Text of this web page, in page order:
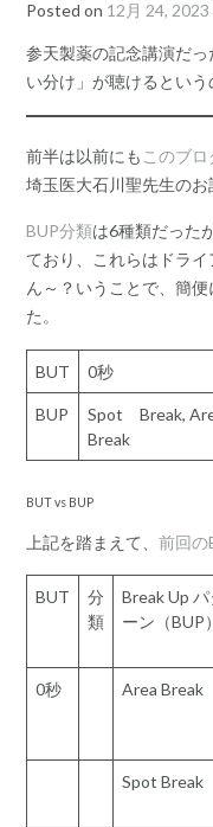
Posted on 12月 24, 2023
参天製薬の記念講演だ
い分け」が聴けるという
前半は以前にも このブ
埼玉医大石川聖先生のお
BUP分類は6種類だった
ており、これらはドライ
ん～？いうことで、簡
た。
BUT 0秒
BUP
Spot Break,
Break
BUT vs BUP
上記を踏まえて、 前回の
BUT
分
類
Break Up パ
ーン（BUP）
0秒 Area Break
Spot Break